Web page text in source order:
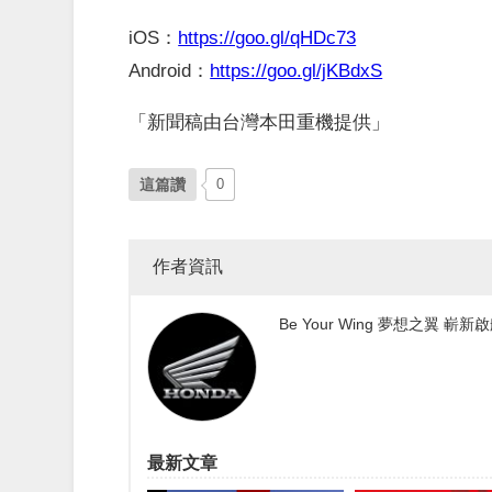
iOS ： https://goo.gl/qHDc73
Android ： https://goo.gl/jKBdxS
「新聞稿由台灣本田重機提供」
這篇讚 0
作者資訊
Be Your Wing 夢想之翼 嶄新
最新文章